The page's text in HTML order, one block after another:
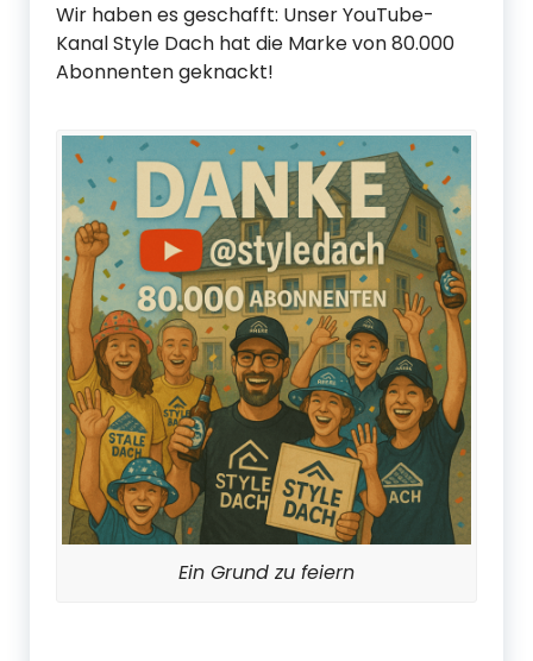
Wir haben es geschafft: Unser YouTube-
Kanal Style Dach hat die Marke von 80.000
Abonnenten geknackt!
Ein Grund zu feiern